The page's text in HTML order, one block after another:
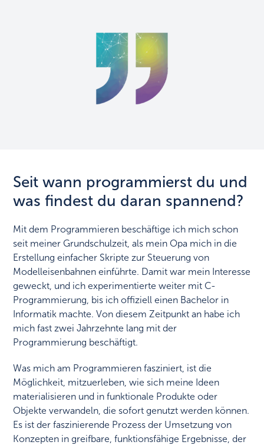
Seit wann programmierst du und
was findest du daran spannend?
Mit dem Programmieren beschäftige ich mich schon
seit meiner Grundschulzeit, als mein Opa mich in die
Erstellung einfacher Skripte zur Steuerung von
Modelleisenbahnen einführte. Damit war mein Interesse
geweckt, und ich experimentierte weiter mit C-
Programmierung, bis ich offiziell einen Bachelor in
Informatik machte. Von diesem Zeitpunkt an habe ich
mich fast zwei Jahrzehnte lang mit der
Programmierung beschäftigt.
Was mich am Programmieren fasziniert, ist die
Möglichkeit, mitzuerleben, wie sich meine Ideen
materialisieren und in funktionale Produkte oder
Objekte verwandeln, die sofort genutzt werden können.
Es ist der faszinierende Prozess der Umsetzung von
Konzepten in greifbare, funktionsfähige Ergebnisse, der